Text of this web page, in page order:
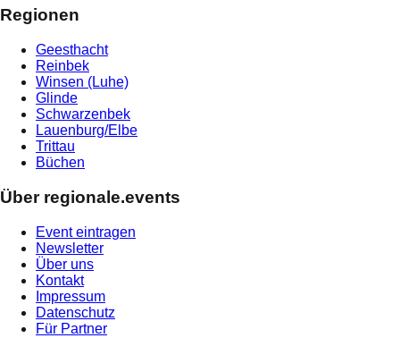
Regionen
Geesthacht
Reinbek
Winsen (Luhe)
Glinde
Schwarzenbek
Lauenburg/Elbe
Trittau
Büchen
Über regionale.events
Event eintragen
Newsletter
Über uns
Kontakt
Impressum
Datenschutz
Für Partner